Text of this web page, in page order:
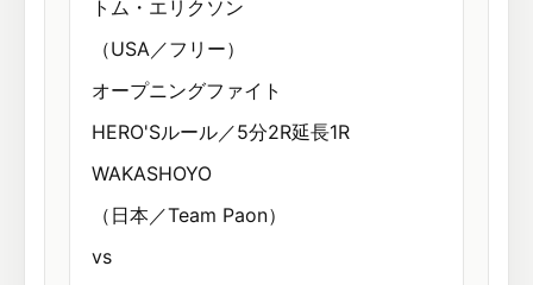
トム・エリクソン
（USA／フリー）
オープニングファイト
HERO'Sルール／5分2R延長1R
WAKASHOYO
（日本／Team Paon）
vs